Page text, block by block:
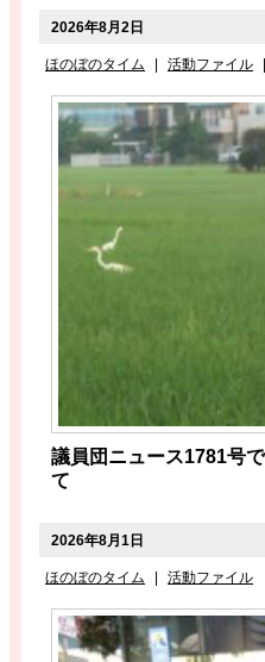
2026年8月2日
ほのぼのタイム 活動ファイル
議員団ニュース1781号
て
2026年8月1日
ほのぼのタイム | 活動ファイル